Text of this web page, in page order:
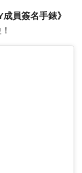
員簽名手錶》